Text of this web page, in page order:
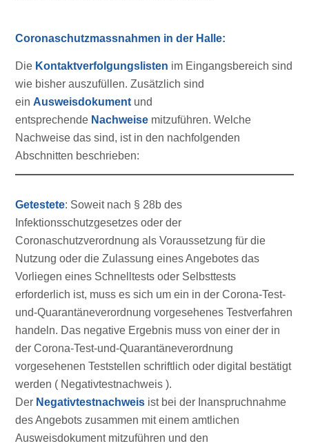
Coronaschutzmassnahmen in der Halle:
Die Kontaktverfolgungslisten im Eingangsbereich sind
wie bisher auszufüllen. Zusätzlich sind
ein Ausweisdokument und
entsprechende Nachweise mitzuführen. Welche
Nachweise das sind, ist in den nachfolgenden
Abschnitten beschrieben:
Getestete: Soweit nach § 28b des
Infektionsschutzgesetzes oder der
Coronaschutzverordnung als Voraussetzung für die
Nutzung oder die Zulassung eines Angebotes das
Vorliegen eines Schnelltests oder Selbsttests
erforderlich ist, muss es sich um ein in der Corona-Test-
und-Quarantäneverordnung vorgesehenes Testverfahren
handeln. Das negative Ergebnis muss von einer der in
der Corona-Test-und-Quarantäneverordnung
vorgesehenen Teststellen schriftlich oder digital bestätigt
werden ( Negativtestnachweis ).
Der Negativtestnachweis ist bei der Inanspruchnahme
des Angebots zusammen mit einem amtlichen
Ausweisdokument mitzuführen und den